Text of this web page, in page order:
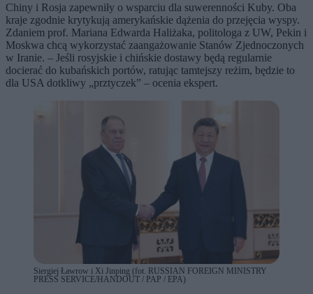
Chiny i Rosja zapewniły o wsparciu dla suwerenności Kuby. Oba
kraje zgodnie krytykują amerykańskie dążenia do przejęcia wyspy.
Zdaniem prof. Mariana Edwarda Haliżaka, politologa z UW, Pekin i
Moskwa chcą wykorzystać zaangażowanie Stanów Zjednoczonych
w Iranie. – Jeśli rosyjskie i chińskie dostawy będą regularnie
docierać do kubańskich portów, ratując tamtejszy reżim, będzie to
dla USA dotkliwy „prztyczek” – ocenia ekspert.
Siergiej Ławrow i Xi Jinping (fot. RUSSIAN FOREIGN MINISTRY
PRESS SERVICE/HANDOUT / PAP / EPA)